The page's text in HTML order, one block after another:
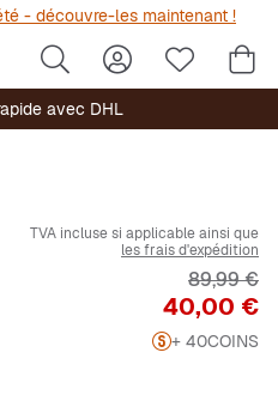
- découvre-les maintenant !
avec DHL
TVA incluse si applicable ainsi que
les frais d'expédition
Prix
40,00 €
Prix
89,99 €
+ 40COINS